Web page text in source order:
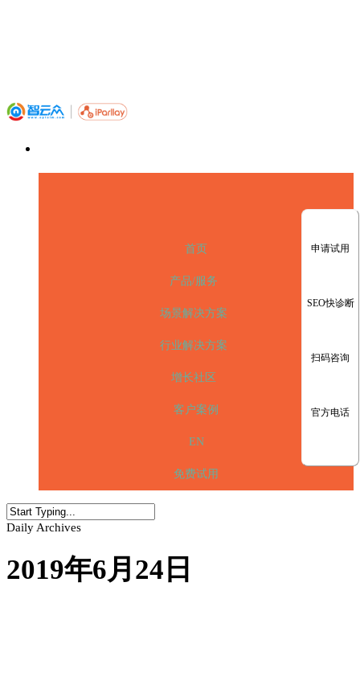
首页
产品/服务
场景解决方案
行业解决方案
增长社区
客户案例
EN
免费试用
Daily Archives
2019年6月24日
申请试用
SEO快诊断
扫码咨询
官方电话